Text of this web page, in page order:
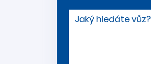
Jaký hledáte vůz?